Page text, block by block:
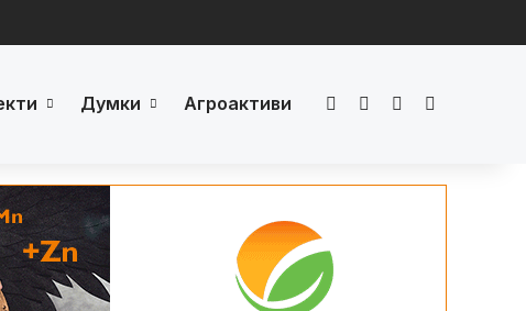
Думки Агроактиви FacebookLinkedInYouTube